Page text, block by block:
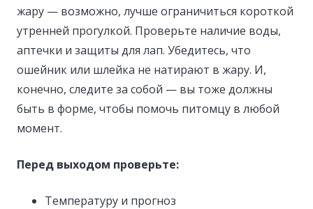
жару — возможно, лучше ограничиться короткой
утренней прогулкой. Проверьте наличие воды,
аптечки и защиты для лап. Убедитесь, что
ошейник или шлейка не натирают в жару. И,
конечно, следите за собой — вы тоже должны
быть в форме, чтобы помочь питомцу в любой
момент.
Перед выходом проверьте:
Температуру и прогноз